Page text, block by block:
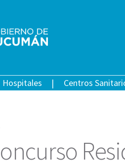
Hospitales Centros